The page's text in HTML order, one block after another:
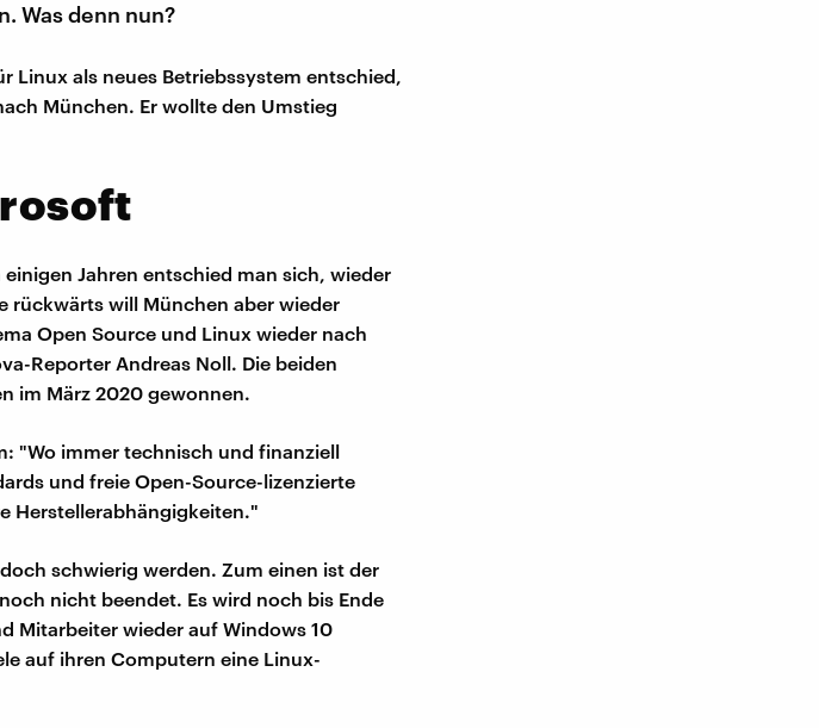
Was denn nun?
Linux als neues Betriebssystem entschied,
München. Er wollte den Umstieg
Jahren entschied man sich, wieder
rückwärts will München aber wieder
Open Source und Linux wieder nach
Reporter Andreas Noll. Die beiden
im März 2020 gewonnen.
"Wo immer technisch und finanziell
und freie Open-Source-lizenzierte
Herstellerabhängigkeiten."
schwierig werden. Zum einen ist der
nicht beendet. Es wird noch bis Ende
Mitarbeiter wieder auf Windows 10
auf ihren Computern eine Linux-